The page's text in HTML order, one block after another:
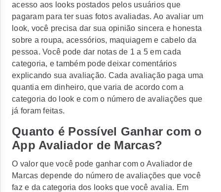
acesso aos looks postados pelos usuários que
pagaram para ter suas fotos avaliadas. Ao avaliar um
look, você precisa dar sua opinião sincera e honesta
sobre a roupa, acessórios, maquiagem e cabelo da
pessoa. Você pode dar notas de 1 a 5 em cada
categoria, e também pode deixar comentários
explicando sua avaliação. Cada avaliação paga uma
quantia em dinheiro, que varia de acordo com a
categoria do look e com o número de avaliações que
já foram feitas.
Quanto é Possível Ganhar com o
App Avaliador de Marcas?
O valor que você pode ganhar com o Avaliador de
Marcas depende do número de avaliações que você
faz e da categoria dos looks que você avalia. Em